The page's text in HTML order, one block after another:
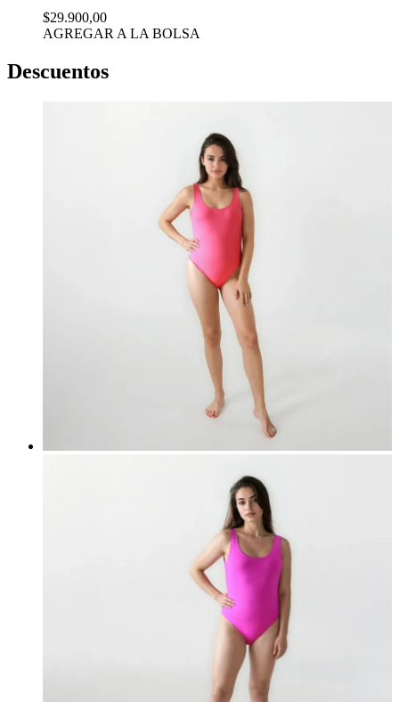
$29.900,00
AGREGAR A LA BOLSA
Descuentos